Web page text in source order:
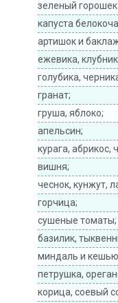
зеленый
капуста
артишок и
ежевика,
голубика,
гранат;
груша, яблоко;
апельсин;
курага, абрикос,
вишня;
чеснок, кунжут,
горчица;
сушеные томаты;
базилик,
миндаль и
петрушка,
корица, соевый